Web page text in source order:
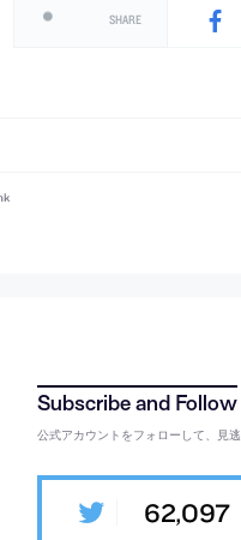
SHARE
公式アカウントをフォローして、見
62,097